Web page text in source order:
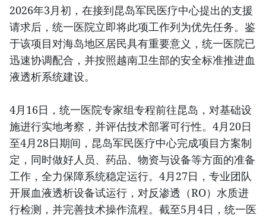
2026年3月初，在接到昆岛军民医疗中心提出的支援
请求后，统一医院立即将此项工作列为优先任务。鉴
于该项目对海岛地区居民具有重要意义，统一医院已
迅速协调配合，并按照越南卫生部的安全标准推进血
液透析系统建设。
4月16日，统一医院专家组专程前往昆岛，对基础设
施进行实地考察，并评估技术部署可行性。4月20日
至4月28日期间，昆岛军民医疗中心完成项目方案制
定，同时做好人员、药品、物资与设备等方面的准备
工作，全力保障系统稳定运行。4月27日，专业团队
开展血液透析设备试运行，对反渗透（RO）水质进
行检测，并完善技术操作流程。截至5月4日，统一医